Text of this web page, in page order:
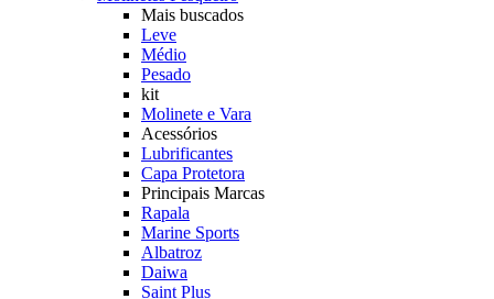
Mais buscados
Leve
Médio
Pesado
kit
Molinete e Vara
Acessórios
Lubrificantes
Capa Protetora
Principais Marcas
Rapala
Marine Sports
Albatroz
Daiwa
Saint Plus